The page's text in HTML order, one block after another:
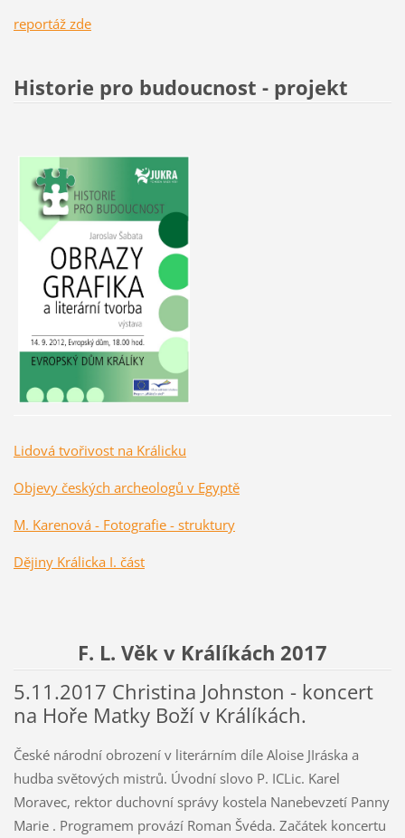
reportáž zde
Historie pro budoucnost - projekt
Lidová tvořivost na Králicku
Objevy českých archeologů v Egyptě
M. Karenová - Fotografie - struktury
Dějiny Králicka I. část
F. L. Věk v Králíkách 2017
5.11.2017 Christina Johnston - koncert
na Hoře Matky Boží v Králíkách.
České národní obrození v literárním díle Aloise JIráska a
hudba světových mistrů. Úvodní slovo P. ICLic. Karel
Moravec, rektor duchovní správy kostela Nanebevzetí Panny
Marie . Programem provází Roman Švéda. Začátek koncertu